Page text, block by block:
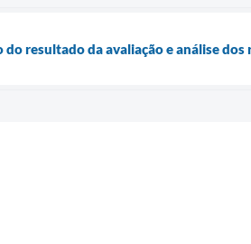
resultado da avaliação e análise